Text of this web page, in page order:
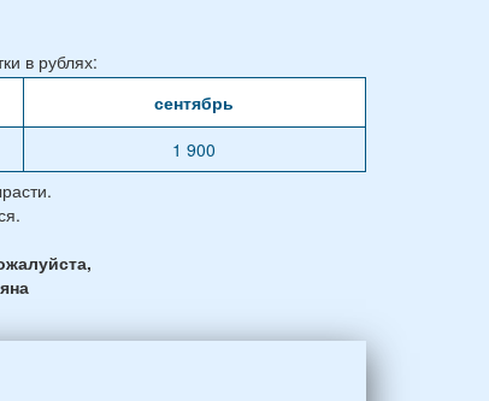
в рублях:
сентябрь
1 900